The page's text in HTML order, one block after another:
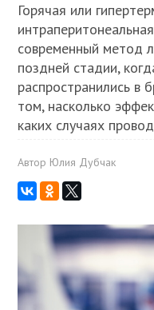
Горячая или
современный метод
поздней стадии,
распространились в
том, насколько
каких случаях
Автор Юлия Дубчак